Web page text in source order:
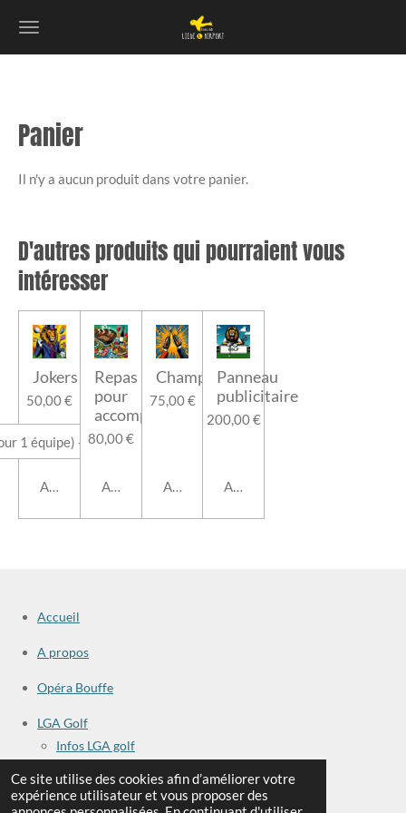
Ce site utilise des cookies afin d’améliorer votre
expérience utilisateur et vous proposer des
Passer
Panier
Il n'y a aucun produit dans votre panier.
D'autres produits qui pourraient vous
intéresser
Jokers
50,00 €
Ajouter au panier
Repas
pour
accompagnant
80,00 €
Ajouter au panier
Champagne
75,00 €
Ajouter au panier
Panneau
publicitaire
200,00 €
Ajouter au panier
Accueil
A propos
Opéra Bouffe
LGA Golf
Infos LGA golf
Sponsors
Galerie